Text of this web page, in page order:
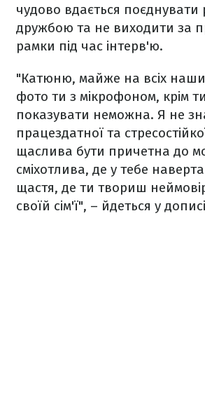
чудово вдається поєднувати
дружбою та не виходити за
рамки під час інтерв'ю.
"Катюню, майже на всіх
фото ти з мікрофоном, крім
показувати неможна. Я не
працездатної та
щаслива бути причетна до
сміхотлива, де у тебе
щастя, де ти твориш
своїй сім'ї", – йдеться у